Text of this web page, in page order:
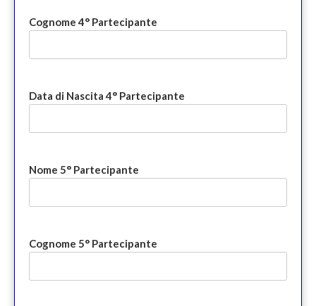
Cognome 4° Partecipante
Data di Nascita 4° Partecipante
Nome 5° Partecipante
Cognome 5° Partecipante